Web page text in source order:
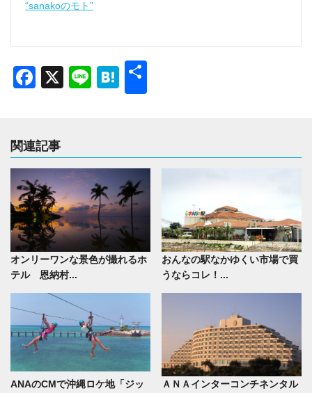
“sanakoのモト”
Facebook
X LineHatena
関連記事
オンリーワンな景色が撮れるホ
テル 恩納村...
おんなの駅なかゆくい市場で買
うならコレ！...
ANAのCMで沖縄ロケ地「ジッ
ＡＮＡインターコンチネンタル